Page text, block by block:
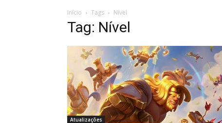
Início Tags Nível
Tag: Nível
Atualizações